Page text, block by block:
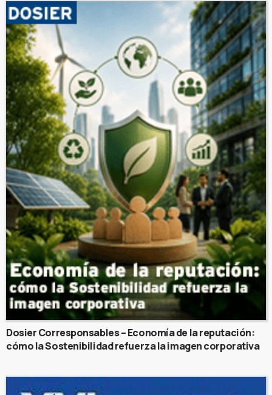
Dosier Corresponsables – Economía de la reputación:
cómo la Sostenibilidad refuerza la imagen corporativa